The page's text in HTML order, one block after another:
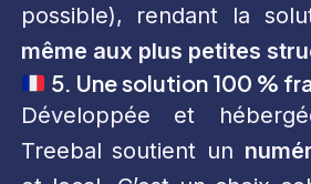
possible), rendant la
même aux plus petites
5. Une solution 100 %
Développée et
Treebal soutient un